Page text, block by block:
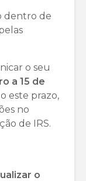
dentro de
o seu
a 15 de
este prazo,
no
de IRS.
o